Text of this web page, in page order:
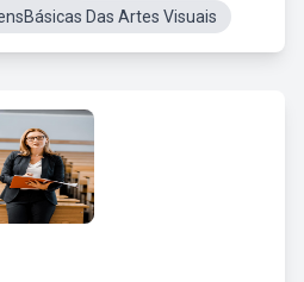
Das Artes Visuais